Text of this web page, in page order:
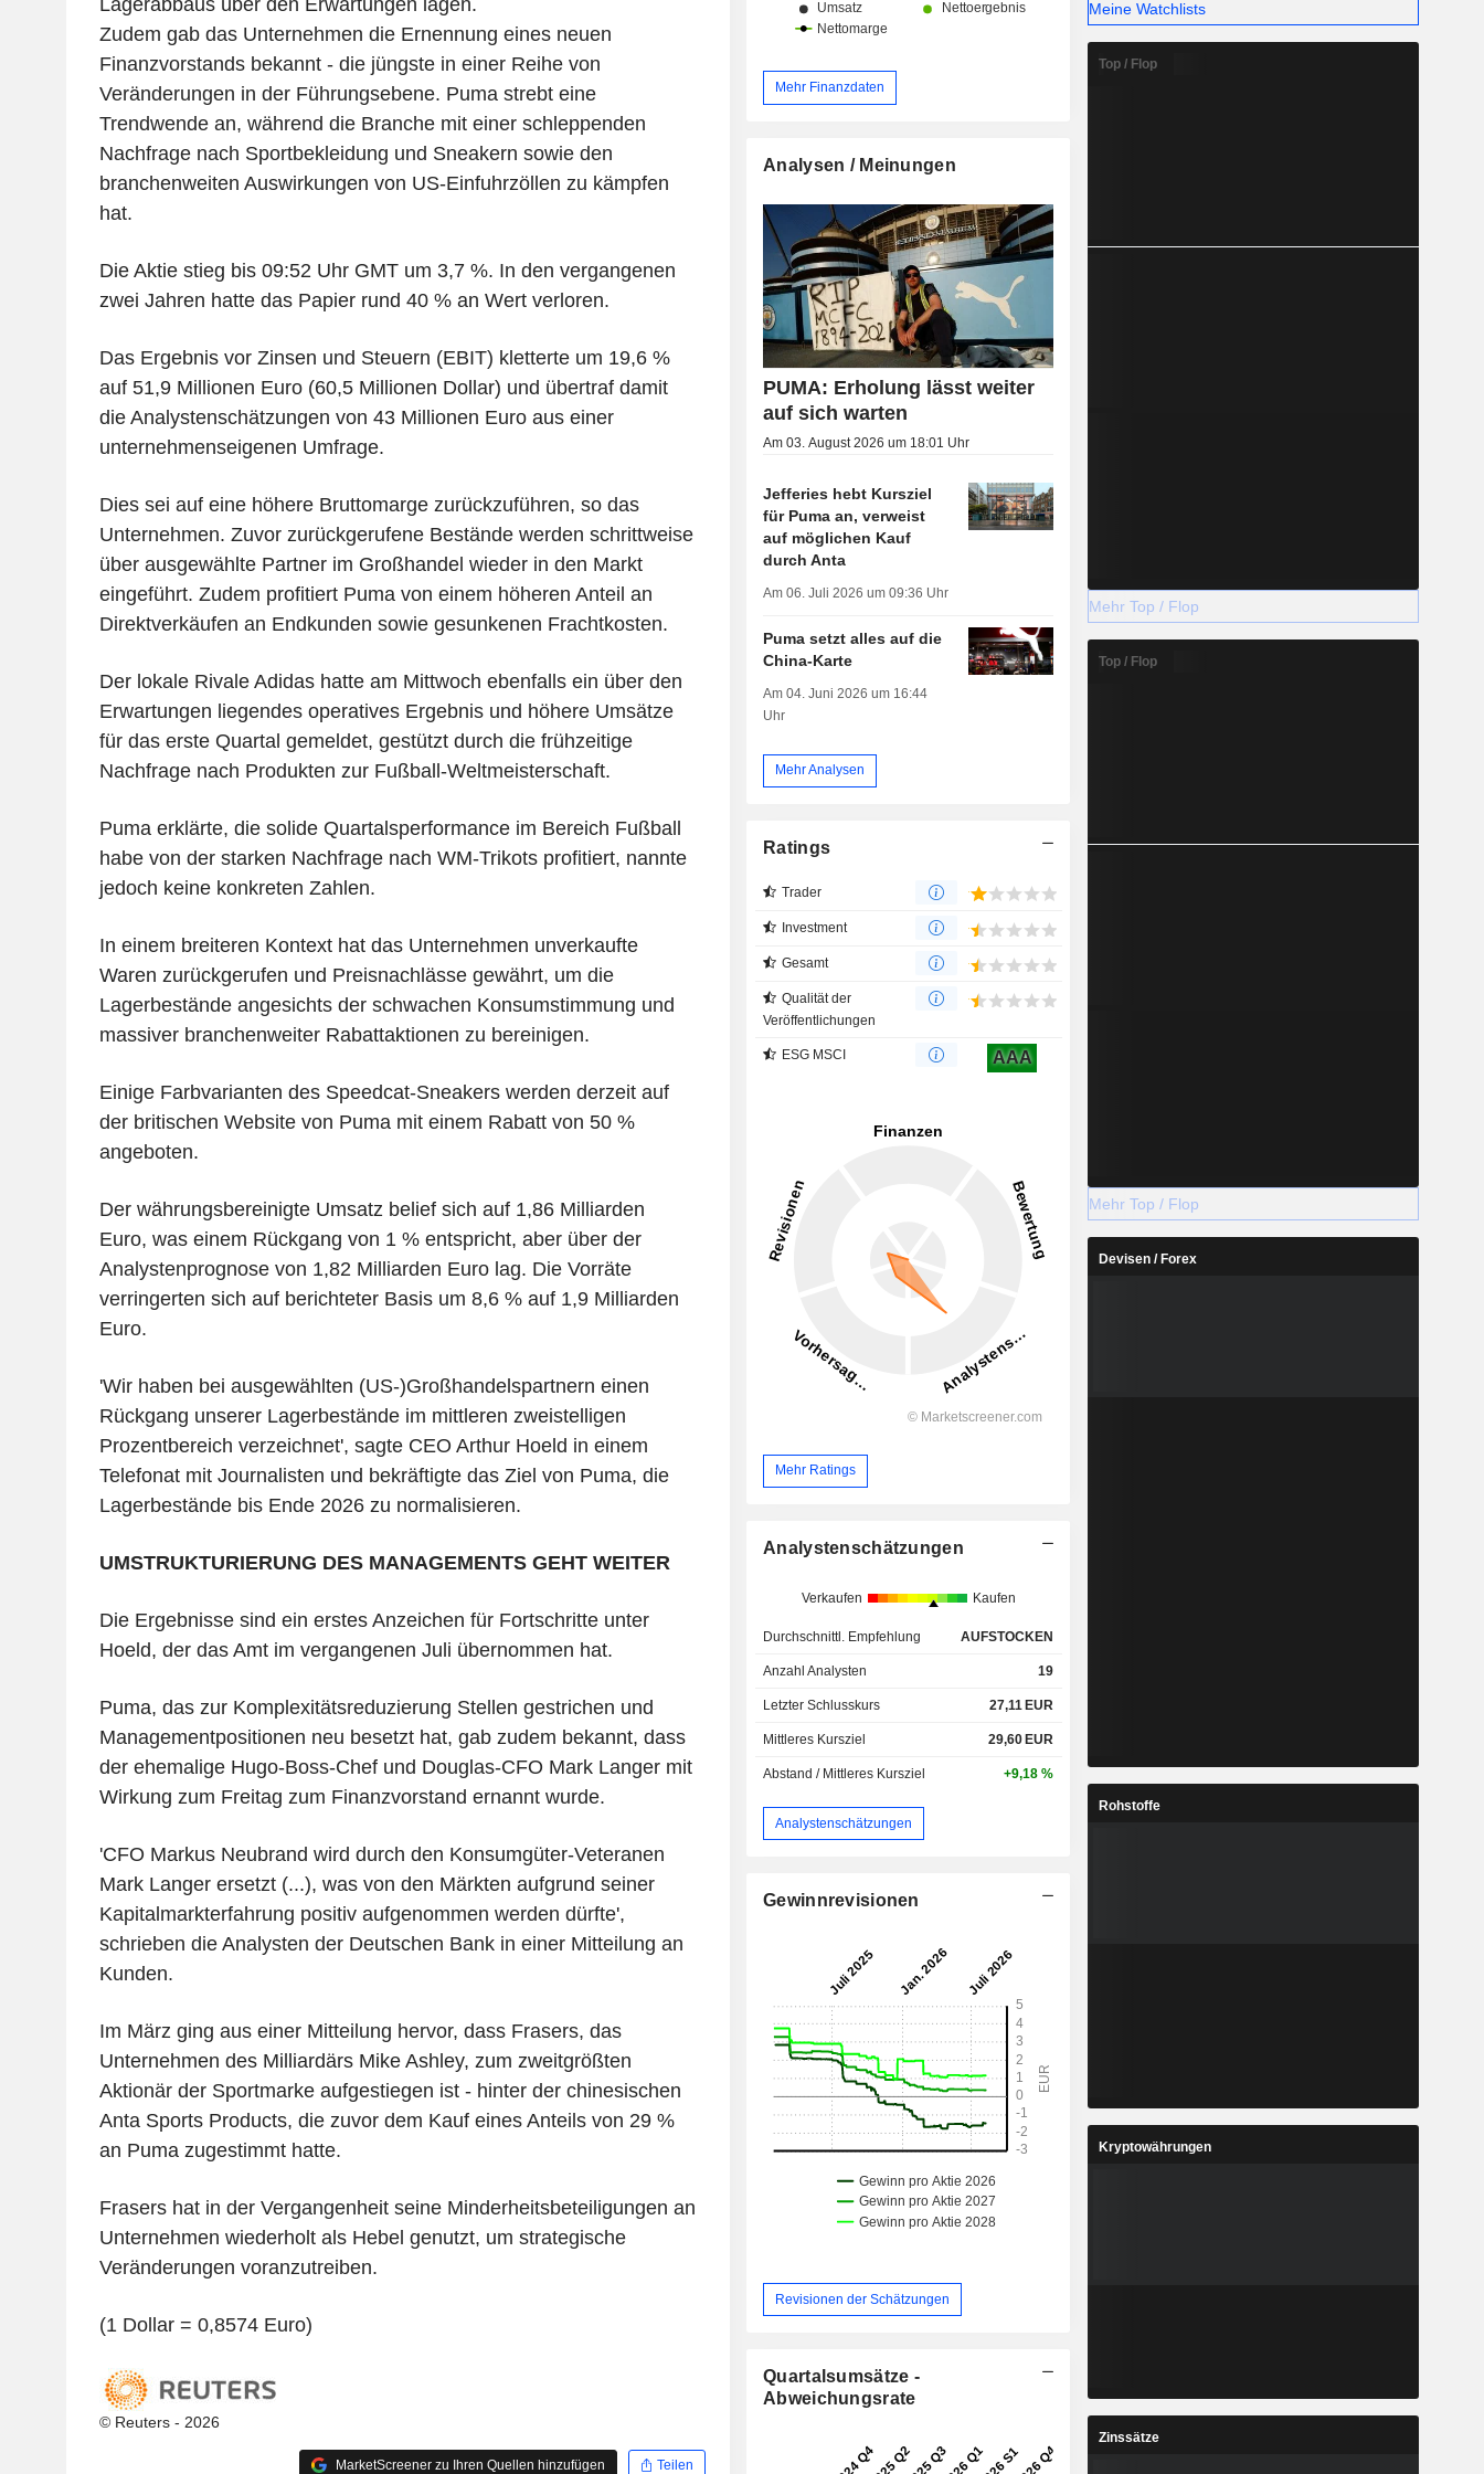
Zudem gab das Unternehmen die Ernennung eines neuen
Finanzvorstands bekannt - die jüngste in einer Reihe von
Veränderungen in der Führungsebene. Puma strebt eine
Trendwende an, während die Branche mit einer schleppenden
Nachfrage nach Sportbekleidung und Sneakern sowie den
branchenweiten Auswirkungen von US-Einfuhrzöllen zu kämpfen
hat.
Die Aktie stieg bis 09:52 Uhr GMT um 3,7 %. In den vergangenen
zwei Jahren hatte das Papier rund 40 % an Wert verloren.
Das Ergebnis vor Zinsen und Steuern (EBIT) kletterte um 19,6 %
auf 51,9 Millionen Euro (60,5 Millionen Dollar) und übertraf damit
die Analystenschätzungen von 43 Millionen Euro aus einer
unternehmenseigenen Umfrage.
Dies sei auf eine höhere Bruttomarge zurückzuführen, so das
Unternehmen. Zuvor zurückgerufene Bestände werden schrittweise
über ausgewählte Partner im Großhandel wieder in den Markt
eingeführt. Zudem profitiert Puma von einem höheren Anteil an
Direktverkäufen an Endkunden sowie gesunkenen Frachtkosten.
Der lokale Rivale Adidas hatte am Mittwoch ebenfalls ein über den
Erwartungen liegendes operatives Ergebnis und höhere Umsätze
für das erste Quartal gemeldet, gestützt durch die frühzeitige
Nachfrage nach Produkten zur Fußball-Weltmeisterschaft.
Puma erklärte, die solide Quartalsperformance im Bereich Fußball
habe von der starken Nachfrage nach WM-Trikots profitiert, nannte
jedoch keine konkreten Zahlen.
In einem breiteren Kontext hat das Unternehmen unverkaufte
Waren zurückgerufen und Preisnachlässe gewährt, um die
Lagerbestände angesichts der schwachen Konsumstimmung und
massiver branchenweiter Rabattaktionen zu bereinigen.
Einige Farbvarianten des Speedcat-Sneakers werden derzeit auf
der britischen Website von Puma mit einem Rabatt von 50 %
angeboten.
Der währungsbereinigte Umsatz belief sich auf 1,86 Milliarden
Euro, was einem Rückgang von 1 % entspricht, aber über der
Analystenprognose von 1,82 Milliarden Euro lag. Die Vorräte
verringerten sich auf berichteter Basis um 8,6 % auf 1,9 Milliarden
Euro.
'Wir haben bei ausgewählten (US-)Großhandelspartnern einen
Rückgang unserer Lagerbestände im mittleren zweistelligen
Prozentbereich verzeichnet', sagte CEO Arthur Hoeld in einem
Telefonat mit Journalisten und bekräftigte das Ziel von Puma, die
Lagerbestände bis Ende 2026 zu normalisieren.
UMSTRUKTURIERUNG DES MANAGEMENTS GEHT WEITER
Die Ergebnisse sind ein erstes Anzeichen für Fortschritte unter
Hoeld, der das Amt im vergangenen Juli übernommen hat.
Puma, das zur Komplexitätsreduzierung Stellen gestrichen und
Managementpositionen neu besetzt hat, gab zudem bekannt, dass
der ehemalige Hugo-Boss-Chef und Douglas-CFO Mark Langer mit
Wirkung zum Freitag zum Finanzvorstand ernannt wurde.
'CFO Markus Neubrand wird durch den Konsumgüter-Veteranen
Mark Langer ersetzt (...), was von den Märkten aufgrund seiner
Kapitalmarkterfahrung positiv aufgenommen werden dürfte',
schrieben die Analysten der Deutschen Bank in einer Mitteilung an
Kunden.
Im März ging aus einer Mitteilung hervor, dass Frasers, das
Unternehmen des Milliardärs Mike Ashley, zum zweitgrößten
Aktionär der Sportmarke aufgestiegen ist - hinter der chinesischen
Anta Sports Products, die zuvor dem Kauf eines Anteils von 29 %
an Puma zugestimmt hatte.
Frasers hat in der Vergangenheit seine Minderheitsbeteiligungen an
Unternehmen wiederholt als Hebel genutzt, um strategische
Veränderungen voranzutreiben.
(1 Dollar = 0,8574 Euro)
© Reuters - 2026
MarketScreener zu Ihren Quellen hinzufügen Teilen
Mehr Finanzdaten
Analysen / Meinungen
PUMA: Erholung lässt weiter
auf sich warten
Am 03. August 2026 um 18:01 Uhr
Jefferies hebt Kursziel
für Puma an, verweist
auf möglichen Kauf
durch Anta
Am 06. Juli 2026 um 09:36 Uhr
Puma setzt alles auf die
China-Karte
Am 04. Juni 2026 um 16:44
Uhr
Mehr Analysen
Ratings
Trader
Investment
Gesamt
Qualität der
Veröffentlichungen
ESG MSCI AAA
Mehr Ratings
Analystenschätzungen
Verkaufen Kaufen
Durchschnittl. Empfehlung AUFSTOCKEN
Anzahl Analysten 19
Letzter Schlusskurs 27,11 EUR
Mittleres Kursziel 29,60 EUR
Abstand / Mittleres Kursziel +9,18 %
Analystenschätzungen
Gewinnrevisionen
Revisionen der Schätzungen
Quartalsumsätze -
Abweichungsrate
Meine Watchlists
Top / Flop
Mehr Top / Flop
Top / Flop
Mehr Top / Flop
Devisen / Forex
Rohstoffe
Kryptowährungen
Zinssätze